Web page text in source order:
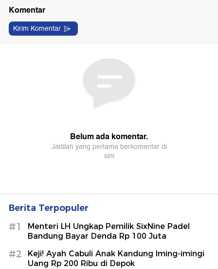
Berita Terpopuler
#1
Menteri LH Ungkap Pemilik SixNine Padel
Bandung Bayar Denda Rp 100 Juta
#2
Keji! Ayah Cabuli Anak Kandung Iming-imingi
Uang Rp 200 Ribu di Depok